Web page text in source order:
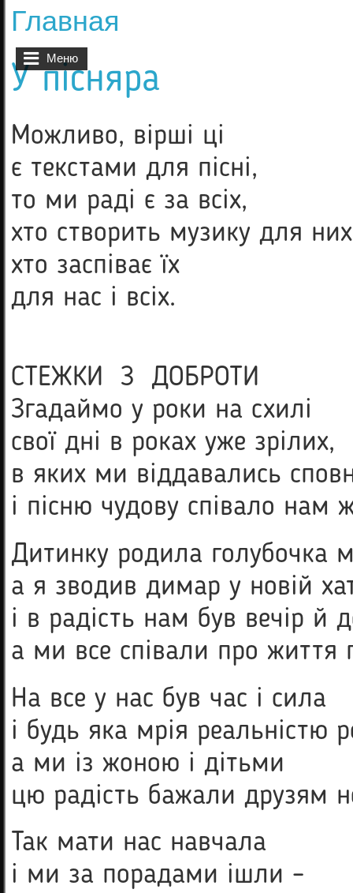
Меню
Вы здесь
Главная
У пісняра
Можливо, вірші ці
є текстами для пісні,
то ми раді є за всіх,
хто створить музику для
хто заспіває їх
для нас і всіх.
СТЕЖКИ З ДОБРОТИ
Згадаймо у роки на схилі
свої дні в роках уже зрілих,
в яких ми віддавались
і пісню чудову співало нам
Дитинку родила голубочка
а я зводив димар у новій
і в радість нам був вечір й
а ми все співали про життя
На все у нас був час і сила
і будь яка мрія реальністю
а ми із жоною і дітьми
цю радість бажали друзям
Так мати нас навчала
і ми за порадами ішли –